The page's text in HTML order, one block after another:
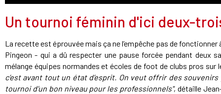
Un tournoi féminin d'ici deux-
La recette est éprouvée mais ça ne l’empêche pas de
Pingeon - qui a dû respecter une pause forcée pendant deux
mélange équipes normandes et écoles de foot de clubs pros
c’est avant tout un état d’esprit. On veut offrir des
tournoi d’un bon niveau pour les professionnels", détaille